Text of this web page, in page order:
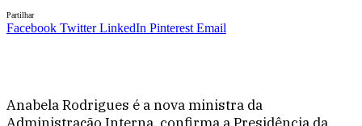
Partilhar
Facebook Twitter LinkedIn Pinterest Email
Anabela Rodrigues é a nova ministra da